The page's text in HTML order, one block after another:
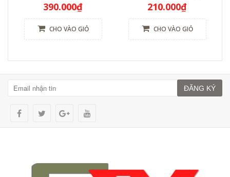
390.000₫
CHO VÀO GIỎ
210.000₫
CHO VÀO GIỎ
ĐĂNG KÝ